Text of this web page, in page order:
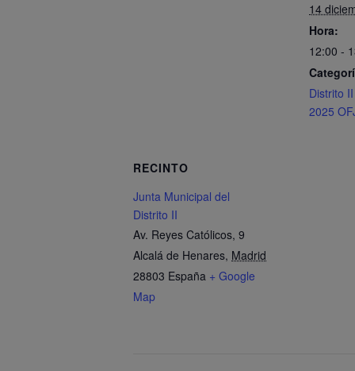
14
Hora:
12:00 -
Distrito
2025
RECINTO
Junta Municipal del
Distrito II
Av. Reyes Católicos, 9
Alcalá de Henares, Madrid
28803 España + Google
Map